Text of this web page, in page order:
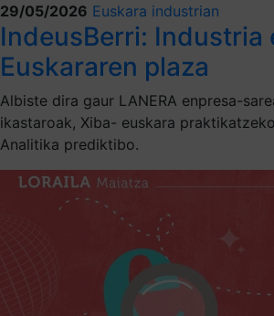
29/05/2026 Euskara industrian
IndeusBerri: Industria
Euskararen plaza
Albiste dira gaur LANERA enpresa-
ikastaroak, Xiba- euskara
Analitika prediktibo.